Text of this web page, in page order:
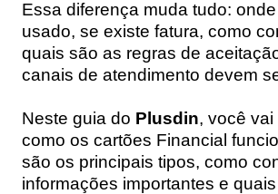
Essa diferença muda tudo:
usado, se existe fatura, como
quais são as regras de
canais de atendimento devem
Neste guia do Plusdin, você
como os cartões Financial
são os principais tipos, como
informações importantes e